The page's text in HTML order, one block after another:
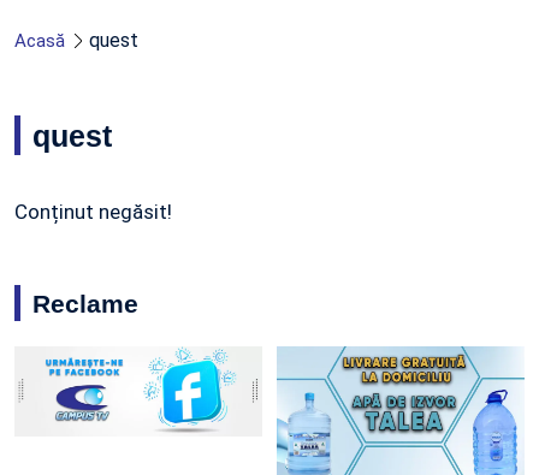
Acasă quest
quest
Conținut negăsit!
Reclame